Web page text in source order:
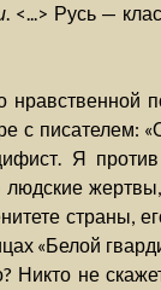
. <...> Русь —
нравственной
с писателем:
Я против
страны,
«Белой
Никто не